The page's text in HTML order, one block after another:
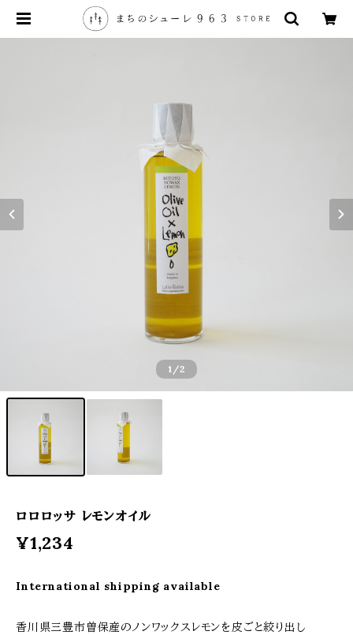
1 /2
ロロロッサ レモンオイル
¥1,234
International shipping available
香川県三豊市曽保産のノンワックスレモンを皮ごと絞り出し